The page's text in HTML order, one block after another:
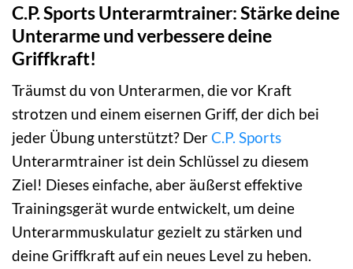
C.P. Sports Unterarmtrainer: Stärke deine
Unterarme und verbessere deine
Griffkraft!
Träumst du von Unterarmen, die vor Kraft
strotzen und einem eisernen Griff, der dich bei
jeder Übung unterstützt? DerC.P. Sports
Unterarmtrainer ist dein Schlüssel zu diesem
Ziel! Dieses einfache, aber äußerst effektive
Trainingsgerät wurde entwickelt, um deine
Unterarmmuskulatur gezielt zu stärken und
deine Griffkraft auf ein neues Level zu heben.